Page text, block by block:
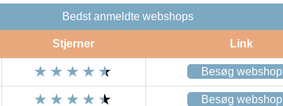
Bedst anmeldte webshops
Stjerner Link
Besøg webshop
Besøg webshop